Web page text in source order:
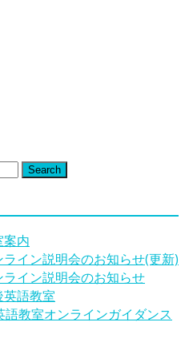
Search
案内
イン説明会のお知らせ(更新)
イン説明会のお知らせ
語教室
教室オンラインガイダンス